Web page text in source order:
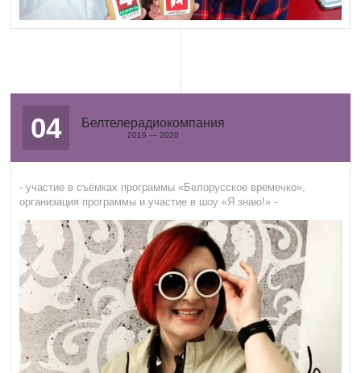
04 Белтелерадиокомпания
2019 — 2020
- участие в съёмках программы «Белорусское времечко»,
организация программы и участие в шоу «Я знаю!» -